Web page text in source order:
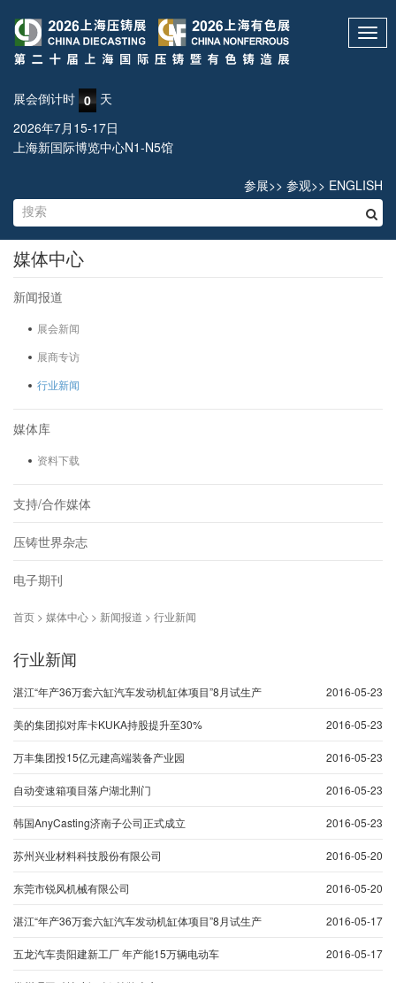
展会倒计时 0 天
2026年7月15-17日
上海新国际博览中心N1-N5馆
参展>> 参观>> ENGLISH
媒体中心
新闻报道
展会新闻
展商专访
行业新闻
媒体库
资料下载
支持/合作媒体
压铸世界杂志
电子期刊
首页 > 媒体中心 > 新闻报道 > 行业新闻
行业新闻
2016-05-23
湛江“年产36万套六缸汽车发动机缸体项目”8月试生产
2016-05-23
美的集团拟对库卡KUKA持股提升至30%
2016-05-23
万丰集团投15亿元建高端装备产业园
2016-05-23
自动变速箱项目落户湖北荆门
2016-05-23
韩国AnyCasting济南子公司正式成立
2016-05-20
苏州兴业材料科技股份有限公司
2016-05-20
东莞市锐风机械有限公司
2016-05-17
湛江“年产36万套六缸汽车发动机缸体项目”8月试生产
2016-05-17
五龙汽车贵阳建新工厂 年产能15万辆电动车